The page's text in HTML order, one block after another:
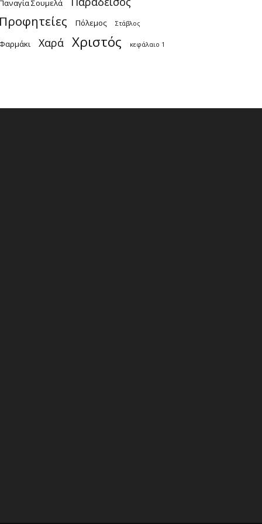
Σουμελά
Πόλεμος Στάβλος
Χαρά Χριστός κεφάλαιο 1